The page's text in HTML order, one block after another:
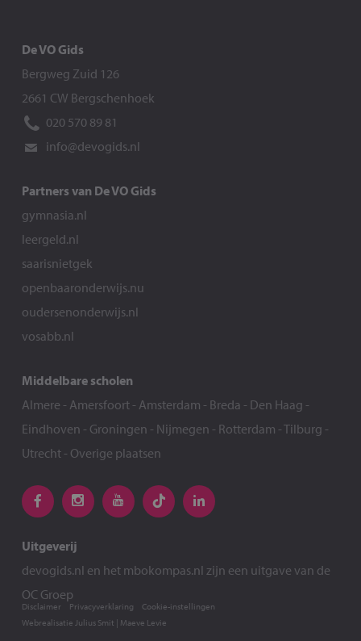
De VO Gids
Bergweg Zuid 126
2661 CW Bergschenhoek
020 570 89 81
info@devogids.nl
Partners van De VO Gids
gymnasia.nl
leergeld.nl
saarisnietgek
openbaaronderwijs.nu
oudersenonderwijs.nl
vosabb.nl
Middelbare scholen
Almere - Amersfoort- Amsterdam - Breda - Den Haag -
Eindhoven - Groningen - Nijmegen - Rotterdam -Tilburg -
Utrecht- Overige plaatsen
Uitgeverij
devogids.nl en het mbokompas.nl zijn een uitgave van de
OC Groep
Webrealisatie Julius Smit | Maeve Levie
Disclaimer Privacyverklaring Cookie-instellingen